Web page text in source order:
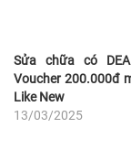
Sửa chữa có
Voucher 200.000đ
Like New
13/03/2025